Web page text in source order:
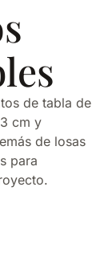
de tabla de
cm y
de losas
para